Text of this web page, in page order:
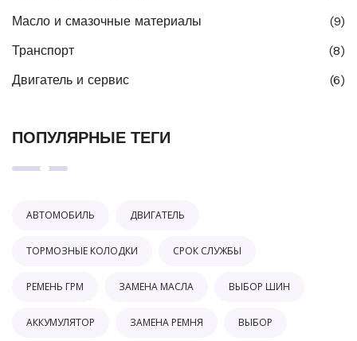
Масло и смазочные материалы
(9)
Транспорт
(8)
Двигатель и сервис
(6)
ПОПУЛЯРНЫЕ ТЕГИ
АВТОМОБИЛЬ ДВИГАТЕЛЬ
ТОРМОЗНЫЕ КОЛОДКИ СРОК СЛУЖБЫ
РЕМЕНЬ ГРМ ЗАМЕНА МАСЛА ВЫБОР ШИН
АККУМУЛЯТОР ЗАМЕНА РЕМНЯ ВЫБОР